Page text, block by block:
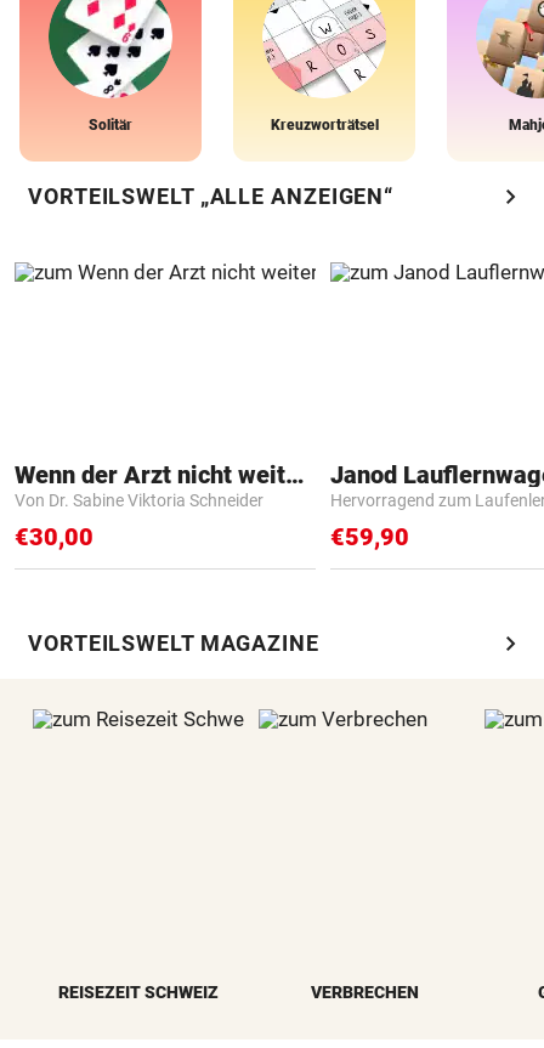
Solitär Kreuzworträtsel
VORTEILSWELT „ALLE ANZEIGEN“ chevron_right
Wenn der Arzt nicht weiter weiß
Von Dr. Sabine Viktoria Schneider
€30,00
Janod
Hervorragend zum
€59,90
VORTEILSWELT MAGAZINE chevron_right
REISEZEIT SCHWEIZ VERBRECHEN